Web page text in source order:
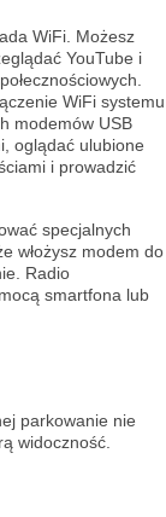
WiFi. Możesz
YouTube i
WiFi systemu
modemów USB
oglądać ulubione
i prowadzić
specjalnych
włożysz modem do
Radio
smartfona lub
parkowanie nie
widoczność.